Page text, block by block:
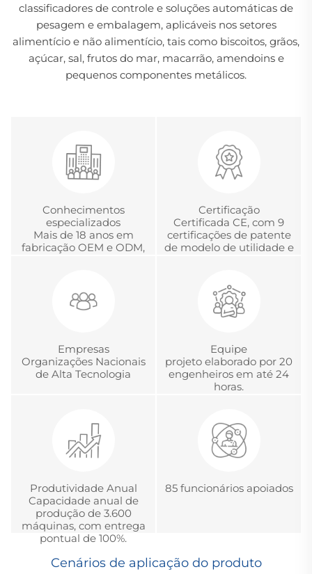
classificadores de controle e soluções automáticas de
pesagem e embalagem, aplicáveis nos setores
alimentício e não alimentício, tais como biscoitos, grãos,
açúcar, sal, frutos do mar, macarrão, amendoins e
pequenos componentes metálicos.
Conhecimentos
especializados
Mais de 18 anos em
fabricação OEM e ODM,
Certificação
Certificada CE, com 9
certificações de patente
de modelo de utilidade e
em Metrologia.
Empresas
Organizações Nacionais
de Alta Tecnologia
Equipe
projeto elaborado por 20
engenheiros em até 24
horas.
Produtividade Anual
Capacidade anual de
produção de 3.600
máquinas, com entrega
pontual de 100%.
85 funcionários apoiados
Cenários de aplicação do produto